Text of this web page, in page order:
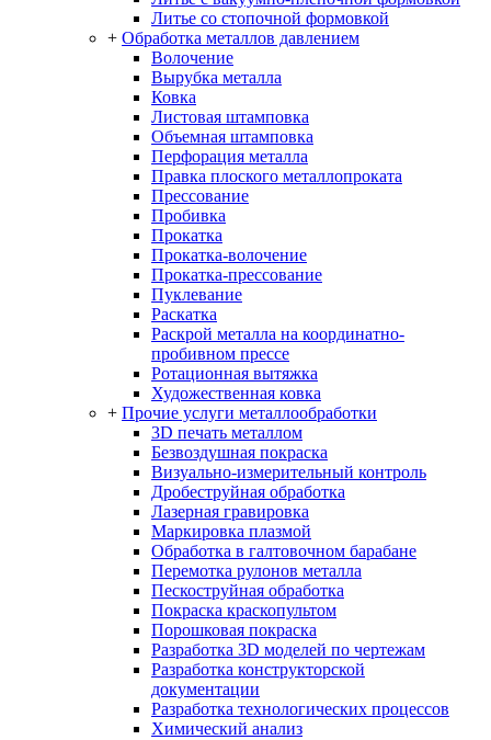
Литье со стопочной формовкой
+ Обработка металлов давлением
Волочение
Вырубка металла
Ковка
Листовая штамповка
Объемная штамповка
Перфорация металла
Правка плоского металлопроката
Прессование
Пробивка
Прокатка
Прокатка-волочение
Прокатка-прессование
Пуклевание
Раскатка
Раскрой металла на координатно-
пробивном прессе
Ротационная вытяжка
Художественная ковка
+ Прочие услуги металлообработки
3D печать металлом
Безвоздушная покраска
Визуально-измерительный контроль
Дробеструйная обработка
Лазерная гравировка
Маркировка плазмой
Обработка в галтовочном барабане
Перемотка рулонов металла
Пескоструйная обработка
Покраска краскопультом
Порошковая покраска
Разработка 3D моделей по чертежам
Разработка конструкторской
документации
Разработка технологических процессов
Химический анализ